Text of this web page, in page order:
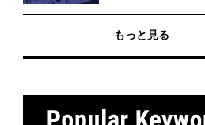
もっと見る